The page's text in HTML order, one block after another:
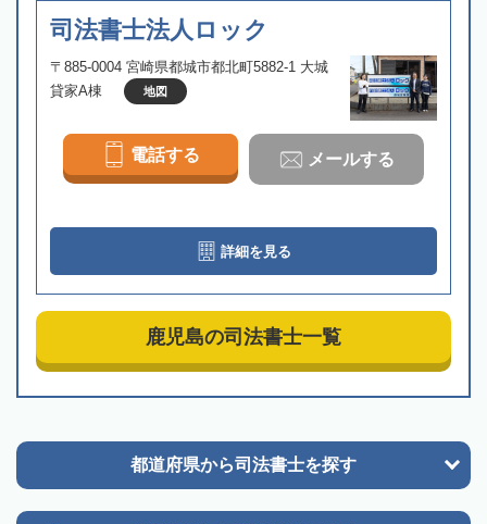
司法書士法人ロック
〒885-0004 宮崎県都城市都北町5882-1 大城
貸家A棟
地図
電話する メールする
詳細を見る
鹿児島の司法書士一覧
都道府県から司法書士を探す